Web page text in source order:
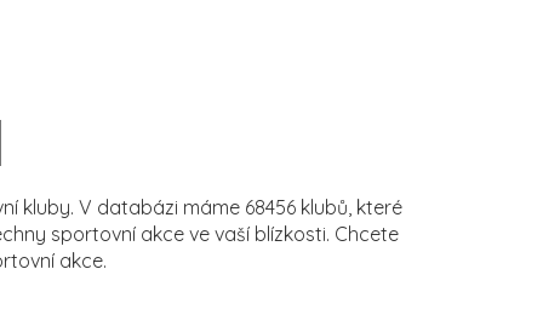
kluby. V databázi máme 68456 klubů, které
sportovní akce ve vaší blízkosti. Chcete
akce.